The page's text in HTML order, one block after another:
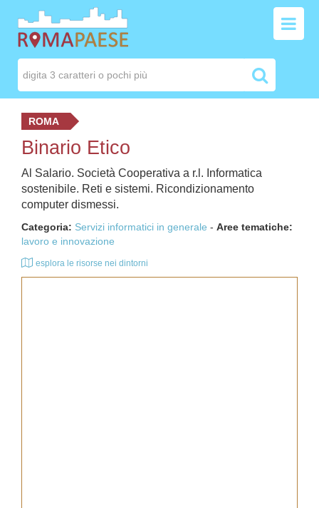
ROMA
Binario Etico
Al Salario. Società Cooperativa a r.l. Informatica
sostenibile. Reti e sistemi. Ricondizionamento
computer dismessi.
Categoria: Servizi informatici in generale - Aree tematiche:
lavoro e innovazione
esplora le risorse nei dintorni